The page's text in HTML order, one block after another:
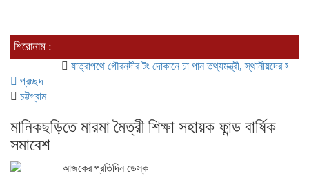
শিরোনাম :
যাত্রাপথে গৌরনদীর টং দোকানে চা পান তথ্যমন্ত্রী, স্থানীয়দের সঙ্গে কুশল
প্রচ্ছদ
চট্টগ্রাম
মানিকছড়িতে মারমা মৈত্রী শিক্ষা সহায়ক ফান্ড বার্ষিক
সমাবেশ
আজকের প্রতিদিন ডেস্ক